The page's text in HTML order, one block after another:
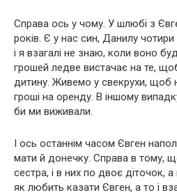
Справа ось у чому. У шлюбі з
років. Є у нас син, Данилу
і я взагалі не знаю, коли воно
грошей ледве вистачає на те,
дитину. Живемо у свекрухи, щоб
гроші на оренду. В іншому
би ми виживали.
І ось останнім часом Євген
мати й донечку. Справа в тому,
сестра, і в них по двоє діточок, а
як любить казати Євген, а то і